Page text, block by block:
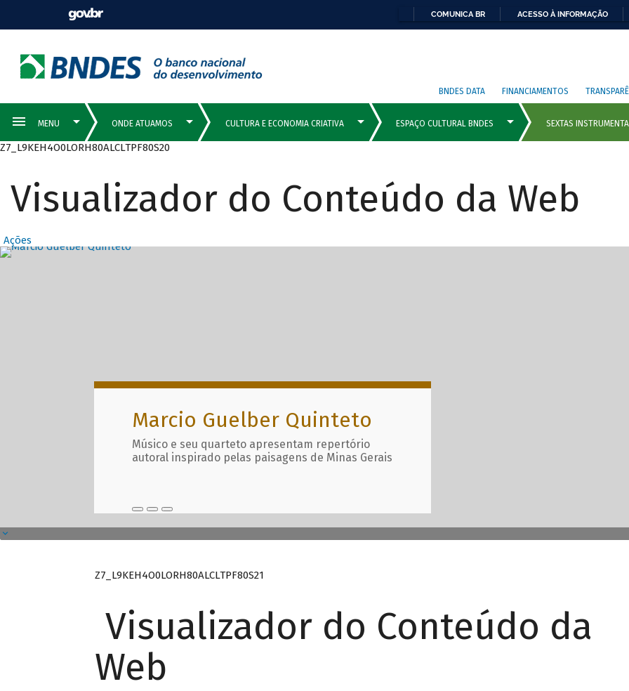
COMUNICA BR ACESSO À INFORMAÇÃO
BNDES DATA FINANCIAMENTOS
Z7_L9KEH4O0LORH80ALCLTPF80S20
Visualizador do Conteúdo da Web
Ações
Destaques Principais com
Marcio Guelber Quinteto
Músico e seu quarteto apresentam repertório
autoral inspirado pelas paisagens de Minas Gerais
Z7_L9KEH4O0LORH80ALCLTPF80S21
Visualizador do Conteúdo da
Web